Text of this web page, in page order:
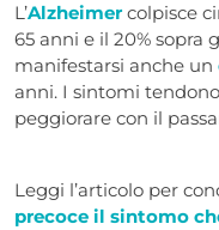
L’Alzheimercolpisce
65 anni e il 20% sopra
manifestarsi anche un
anni. I sintomi
peggiorare con il
Leggi l’articolo per
precoce il sintomo